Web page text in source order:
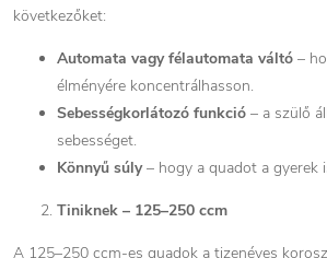
következőket:
Automata vagy félautomata váltó –
élményére koncentrálhasson.
Sebességkorlátozó funkció – a szülő
sebességet.
Könnyű súly– hogy a quadot a gyerek
Tiniknek – 125–250 ccm
A 125–250 ccm-es quadok a tizenéves